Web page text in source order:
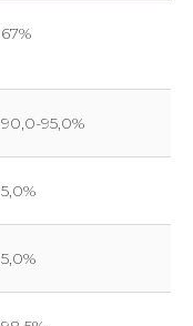
67%
90,0-95,0%
5,0%
5,0%